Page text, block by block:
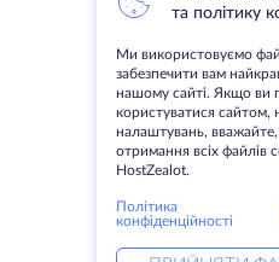
та політику
Ми використовуємо
забезпечити вам
нашому сайті. Якщо ви
користуватися сайтом,
налаштувань,
отримання всіх файлів
HostZealot.
Політика
конфіденційності